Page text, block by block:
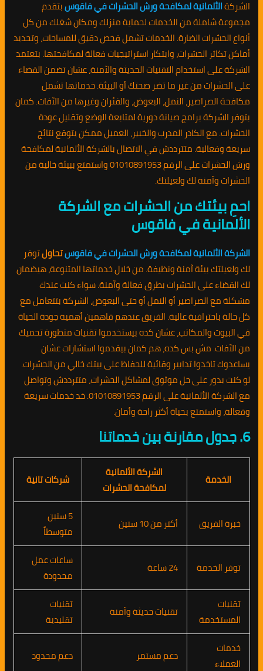
الشركةالألمانية لمكافحة ورش الحشرات في فاقوسبتقدم
مجموعة شاملة من الخدمات لحماية منزلك ومكان شغلك من كل
أنواع الحشرات الضارة. الخدمات تشمل فحص دقيق للمساحات، وتحديد
أماكن تكاثر الحشرات، وابتكار استراتيجيات فعالة لمكافحتها. بتعتمد
الشركة على استخدام التقنيات الحديثة والآمنة، عشان تضمن القضاء
على الحشرات من غير ما تضر صحتك أو البيئة. خدماتها تشمل
مكافحة الصراصير، النمل، البعوض، والفئران وغيرها من الآفات. كمان
بتوفر الشركة برامج صيانة دورية لمتابعة الوضع وتقليل عودة
الحشرات. مع الكادر المدرب والخبير، العميل ممكن يتوقع نتائج
سريعة وفعالية. متترددش في الاتصال بالشركة الألمانية لمكافحة
ورش الحشرات على الرقم 01010891953 واستمتع ببيئة خالية من
الحشرات وآمنة لك ولعيلتك.
احمِ بيئتك من الحشرات مع الشركة
الألمانية في فاقوس
الشركة الألمانية لمكافحة ورش الحشرات في فاقوستحاولتوفر
لك ولعيلتك بيئة آمنة ونظيفة. من خلال خدماتها المتنوعة، هيضمان
لك القضاء على الحشرات بطرق فعالة وآمنة. سواء كنت عندك
مشكلة مع الصراصير أو النمل أو حتى البعوض، الشركة بتتعامل مع
كل حالة باحترافية عالية. الفريق عندهم فاهمين أهمية جودة الحياة
في البيوت والمكاتب، عشان كده بيستخدموا تقنيات متطورة تحميك
من الآفات. مش بس كده، هم كمان بيقدموا استشارات عشان
يساعدوك تاخدوا تدابير وقائية للحفاظ على بيتك خالي من الحشرات.
لو كنت بدور على حل موثوق لمشاكل الحشرات، متترددش وتواصل
مع الشركة الألمانية على الرقم 01010891953. خد خدمات سريعة
وفعالة، واستمتع بحياة أكثر راحة وأمان.
6. جدول مقارنة بين خدماتنا
الخدمة
الشركة الألمانية
لمكافحة الحشرات
شركات تانية
خبرة الفريق أكتر من 10 سنين
5 سنين
متوسطاً
توفر الخدمة 24 ساعة
ساعات عمل
محدودة
تقنيات
المستخدمة
تقنيات حديثة وآمنة
تقنيات
تقليدية
خدمات
العملاء
دعم مستمر دعم محدود